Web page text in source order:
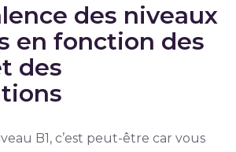
des niveaux
en fonction des
des
B1, c’est peut-être car vous